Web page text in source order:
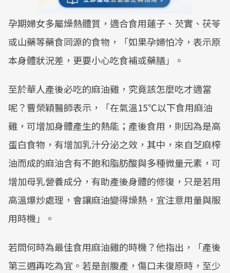
孕期婦女多屬燥熱體質，適合食用蓮子、芡實、茯苓
或山藥等藥食同源的食物，「如果孕婦怕冷，表示原
本身體狀況差，更要小心吃食補或藥膳」。
至於華人產後必吃的麻油雞，究竟該怎麼吃才適當
呢？曹榮穎醫師表示，「在氣溫15℃以下食用麻油
雞，可增加身體產生的熱能；產後食用，則因為是高
蛋白食物，有增加乳汁分泌之效，其中，來自芝麻榨
油而成的麻油含有不飽和脂肪酸與多種微量元素，可
增加母乳營養成分，有助產後身體的修復，只是若用
高溫爆炒處理，會讓麻油變得燥熱，宜注意用量與服
用時機」。
若問何時為最佳食用麻油雞的時機？他指出，「產後
第三週再吃為宜。若是剖腹產，傷口未復原時，至少